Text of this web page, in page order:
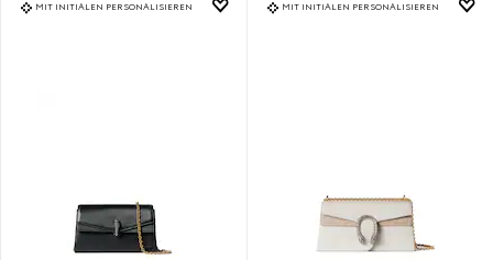
MIT INITIALEN PERSONALISIEREN MIT INITIALEN PERSONALISIEREN